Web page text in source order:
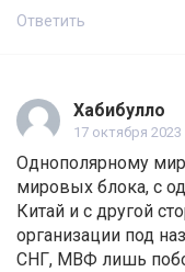
Ответить
Хабибулло
17 октября 2023
Однополярному
мировых блока, с
Китай и с другой
организации под
СНГ, МВФ лишь